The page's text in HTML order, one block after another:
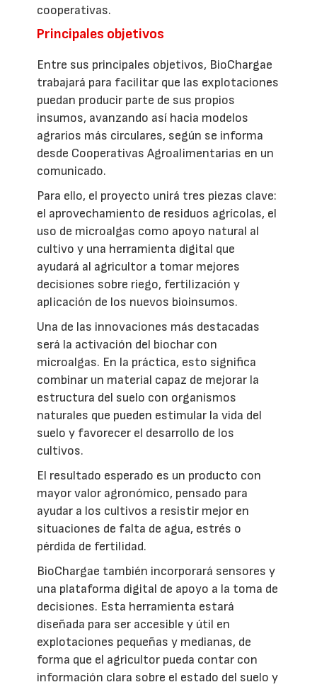
cooperativas.
Principales objetivos
Entre sus principales objetivos, BioChargae
trabajará para facilitar que las explotaciones
puedan producir parte de sus propios
insumos, avanzando así hacia modelos
agrarios más circulares, según se informa
desde Cooperativas Agroalimentarias en un
comunicado.
Para ello, el proyecto unirá tres piezas clave:
el aprovechamiento de residuos agrícolas, el
uso de microalgas como apoyo natural al
cultivo y una herramienta digital que
ayudará al agricultor a tomar mejores
decisiones sobre riego, fertilización y
aplicación de los nuevos bioinsumos.
Una de las innovaciones más destacadas
será la activación del biochar con
microalgas. En la práctica, esto significa
combinar un material capaz de mejorar la
estructura del suelo con organismos
naturales que pueden estimular la vida del
suelo y favorecer el desarrollo de los
cultivos.
El resultado esperado es un producto con
mayor valor agronómico, pensado para
ayudar a los cultivos a resistir mejor en
situaciones de falta de agua, estrés o
pérdida de fertilidad.
BioChargae también incorporará sensores y
una plataforma digital de apoyo a la toma de
decisiones. Esta herramienta estará
diseñada para ser accesible y útil en
explotaciones pequeñas y medianas, de
forma que el agricultor pueda contar con
información clara sobre el estado del suelo y